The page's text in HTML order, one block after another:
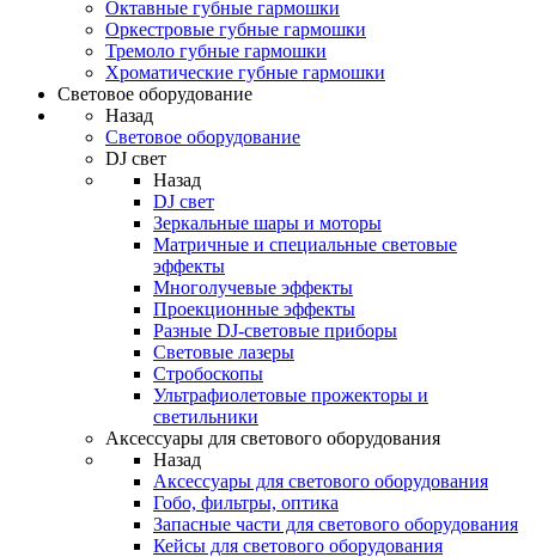
Октавные губные гармошки
Оркестровые губные гармошки
Тремоло губные гармошки
Хроматические губные гармошки
Световое оборудование
Назад
Световое оборудование
DJ свет
Назад
DJ свет
Зеркальные шары и моторы
Матричные и специальные световые
эффекты
Многолучевые эффекты
Проекционные эффекты
Разные DJ-световые приборы
Световые лазеры
Стробоскопы
Ультрафиолетовые прожекторы и
светильники
Аксессуары для светового оборудования
Назад
Аксессуары для светового оборудования
Гобо, фильтры, оптика
Запасные части для светового оборудования
Кейсы для светового оборудования